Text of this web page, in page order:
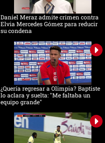
Daniel Meraz admite crimen contra
Elvia Mercedes Gómez para reducir
su condena
¿Quería regresar a Olimpia? Baptiste
lo aclara y suelta: "Me faltaba un
equipo grande"